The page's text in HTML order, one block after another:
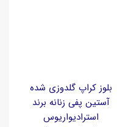
بلوز کراپ گلدوزی شده
آستین پفی زنانه برند
استرادیواریوس